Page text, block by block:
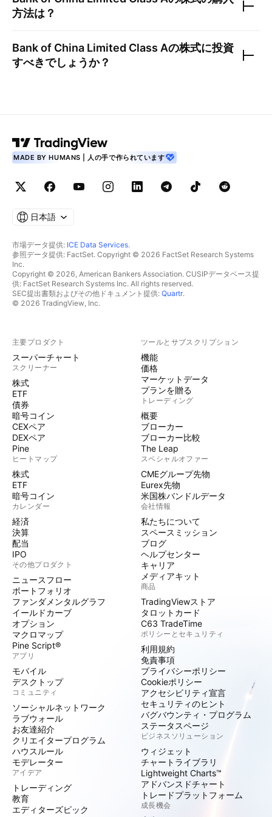
方法は？
Bank of China Limited Class Aの株式に投資
すべきでしょうか？
MADE BY HUMANS | 人の手で作られています
日本語
市場データ提供: ICE Data Services.
参照データ提供: FactSet. Copyright © 2026 FactSet Research Systems
Inc.
Copyright © 2026, American Bankers Association. CUSIPデータベース提
供: FactSet Research Systems Inc. All rights reserved.
SEC提出書類およびその他ドキュメント提供: Quartr.
© 2026 TradingView, Inc.
主要プロダクト
スーパーチャート
スクリーナー
株式
ETF
債券
暗号コイン
CEXペア
DEXペア
Pine
ヒートマップ
株式
ETF
暗号コイン
カレンダー
経済
決算
配当
IPO
その他プロダクト
ニュースフロー
ポートフォリオ
ファンダメンタルグラフ
イールドカーブ
オプション
マクロマップ
Pine Script®
アプリ
モバイル
デスクトップ
コミュニティ
ソーシャルネットワーク
ラブウォール
お友達紹介
クリエイタープログラム
ハウスルール
モデレーター
アイデア
トレーディング
教育
エディターズピック
ツールとサブスクリプション
機能
価格
マーケットデータ
プランを贈る
トレーディング
概要
ブローカー
ブローカー比較
The Leap
スペシャルオファー
CMEグループ先物
Eurex先物
米国株バンドルデータ
会社情報
私たちについて
スペースミッション
ブログ
ヘルプセンター
キャリア
メディアキット
商品
TradingViewストア
タロットカード
C63 TradeTime
ポリシーとセキュリティ
利用規約
免責事項
プライバシーポリシー
Cookieポリシー
アクセシビリティ宣言
セキュリティのヒント
バグバウンティ・プログラム
ステータスページ
ビジネスソリューション
ウィジェット
チャートライブラリ
Lightweight Charts™
アドバンスドチャート
トレードプラットフォーム
成長機会